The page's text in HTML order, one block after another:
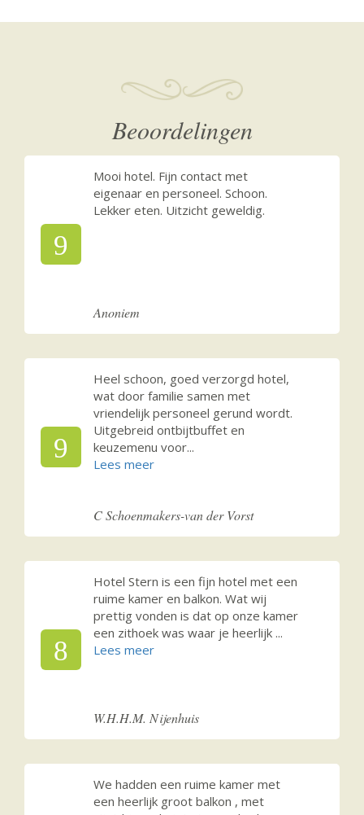
Beoordelingen
9
Mooi hotel. Fijn contact met
eigenaar en personeel. Schoon.
Lekker eten. Uitzicht geweldig.
Anoniem
9
Heel schoon, goed verzorgd hotel,
wat door familie samen met
vriendelijk personeel gerund wordt.
Uitgebreid ontbijtbuffet en
keuzemenu voor...
C Schoenmakers-van der Vorst
8
Hotel Stern is een fijn hotel met een
ruime kamer en balkon. Wat wij
prettig vonden is dat op onze kamer
een zithoek was waar je heerlijk ...
W.H.H.M. Nijenhuis
We hadden een ruime kamer met
een heerlijk groot balkon , met